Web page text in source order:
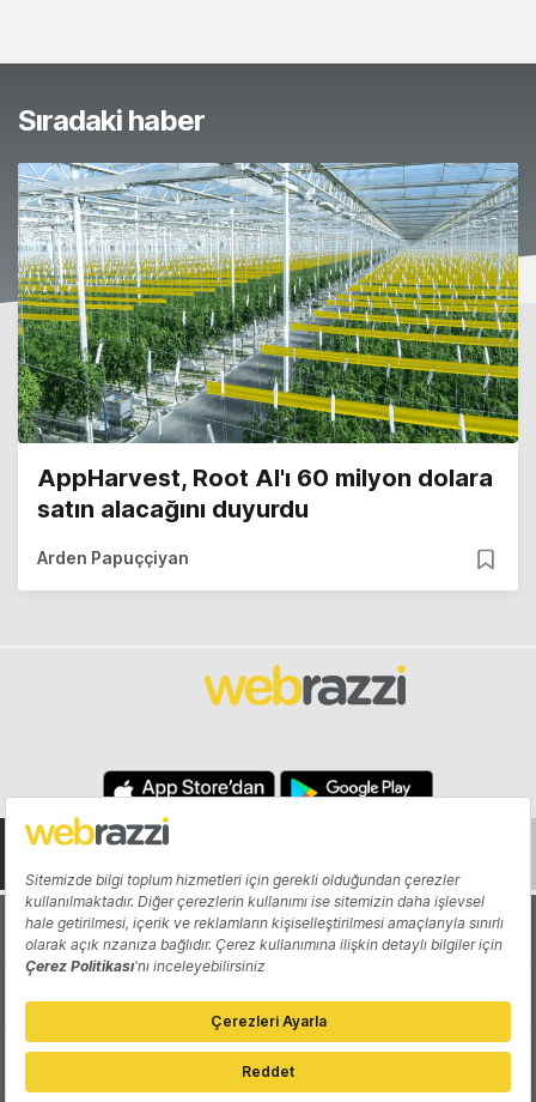
Sıradaki haber
AppHarvest, Root AI'ı 60 milyon dolara
satın alacağını duyurdu
Arden Papuççiyan
Hakkında Yazarlar
Katkıda Bulun Reklam